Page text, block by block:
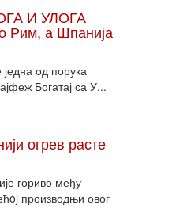
И УЛОГА
Рим, а Шпанија
једна од порука
Богатај са У...
огрев расте
гориво међу
производњи овог